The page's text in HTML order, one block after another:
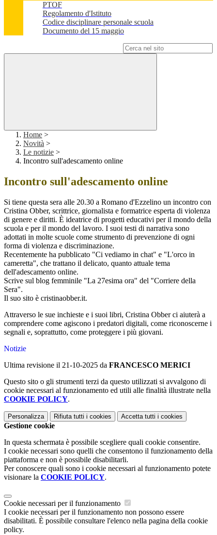
PTOF
Regolamento d'Istituto
Codice disciplinare personale scuola
Documento del 15 maggio
Home >
Novità >
Le notizie >
Incontro sull'adescamento online
Incontro sull'adescamento online
Si tiene questa sera alle 20.30 a Romano d'Ezzelino un incontro con
Cristina Obber, scrittrice, giornalista e formatrice esperta di violenza
di genere e diritti. È ideatrice di progetti educativi per il mondo della
scuola e per il mondo del lavoro. I suoi testi di narrativa sono
adottati in molte scuole come strumento di prevenzione di ogni
forma di violenza e discriminazione.
Recentemente ha pubblicato "Ci vediamo in chat" e "L'orco in
cameretta", che trattano il delicato, quanto attuale tema
dell'adescamento online.
Scrive sul blog femminile "La 27esima ora" del "Corriere della
Sera".
Il suo sito è cristinaobber.it.
Attraverso le sue inchieste e i suoi libri, Cristina Obber ci aiuterà a
comprendere come agiscono i predatori digitali, come riconoscerne i
segnali e, soprattutto, come proteggere i più giovani.
Notizie
Ultima revisione il 21-10-2025 da FRANCESCO MERICI
Questo sito o gli strumenti terzi da questo utilizzati si avvalgono di
cookie necessari al funzionamento ed utili alle finalità illustrate nella
COOKIE POLICY.
Personalizza Rifiuta tutti i cookies Accetta tutti i cookies
Gestione cookie
In questa schermata è possibile scegliere quali cookie consentire.
I cookie necessari sono quelli che consentono il funzionamento della
piattaforma e non è possibile disabilitarli.
Per conoscere quali sono i cookie necessari al funzionamento potete
visionare la COOKIE POLICY.
Cookie necessari per il funzionamento
I cookie necessari per il funzionamento non possono essere
disabilitati. È possibile consultare l'elenco nella pagina della cookie
policy.